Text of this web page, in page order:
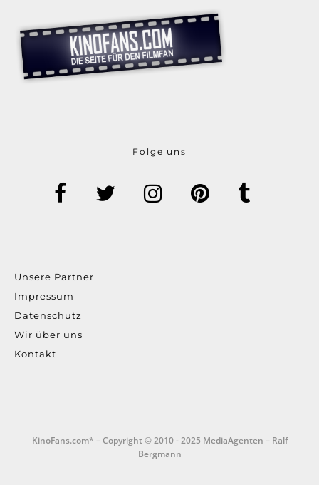
Folge uns
Unsere Partner
Impressum
Datenschutz
Wir über uns
Kontakt
KinoFans.com* – Copyright © 2010 - 2025 MediaAgenten – Ralf
Bergmann